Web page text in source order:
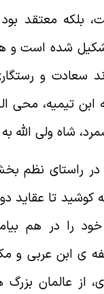
بلکه معتقد
شده است و
سعادت و
تیمیه، محی
شاه ولی الله به
در راستای نظم
کوشید تا عقاید
را در هم
ی ابن عربی و
عالمان بزرگ